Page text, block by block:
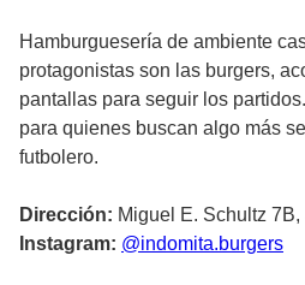
Hamburguesería de ambiente
protagonistas son las burgers,
pantallas para seguir los
para quienes buscan algo más
futbolero.
Dirección: Miguel E. Schultz
Instagram: @indomita.burgers